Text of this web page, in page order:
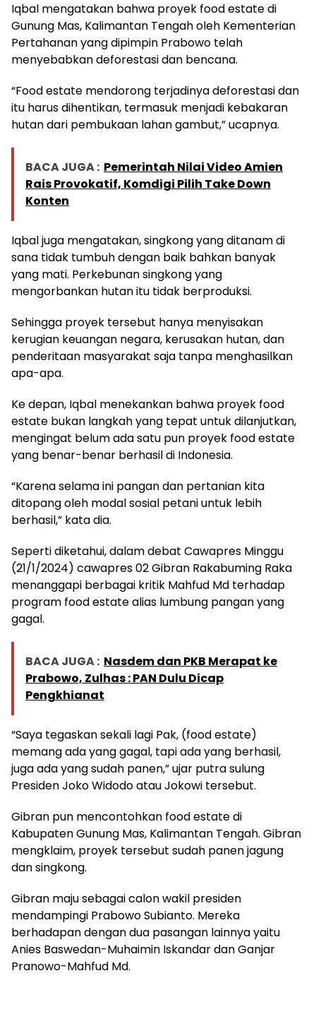
Iqbal mengatakan bahwa proyek food estate di
Gunung Mas, Kalimantan Tengah oleh Kementerian
Pertahanan yang dipimpin Prabowo telah
menyebabkan deforestasi dan bencana.
“Food estate mendorong terjadinya deforestasi dan
itu harus dihentikan, termasuk menjadi kebakaran
hutan dari pembukaan lahan gambut,” ucapnya.
BACA JUGA : Pemerintah Nilai Video Amien
Rais Provokatif, Komdigi Pilih Take Down
Konten
Iqbal juga mengatakan, singkong yang ditanam di
sana tidak tumbuh dengan baik bahkan banyak
yang mati. Perkebunan singkong yang
mengorbankan hutan itu tidak berproduksi.
Sehingga proyek tersebut hanya menyisakan
kerugian keuangan negara, kerusakan hutan, dan
penderitaan masyarakat saja tanpa menghasilkan
apa-apa.
Ke depan, Iqbal menekankan bahwa proyek food
estate bukan langkah yang tepat untuk dilanjutkan,
mengingat belum ada satu pun proyek food estate
yang benar-benar berhasil di Indonesia.
“Karena selama ini pangan dan pertanian kita
ditopang oleh modal sosial petani untuk lebih
berhasil,” kata dia.
Seperti diketahui, dalam debat Cawapres Minggu
(21/1/2024) cawapres 02 Gibran Rakabuming Raka
menanggapi berbagai kritik Mahfud Md terhadap
program food estate alias lumbung pangan yang
gagal.
BACA JUGA : Nasdem dan PKB Merapat ke
Prabowo, Zulhas : PAN Dulu Dicap
Pengkhianat
“Saya tegaskan sekali lagi Pak, (food estate)
memang ada yang gagal, tapi ada yang berhasil,
juga ada yang sudah panen,” ujar putra sulung
Presiden Joko Widodo atau Jokowi tersebut.
Gibran pun mencontohkan food estate di
Kabupaten Gunung Mas, Kalimantan Tengah. Gibran
mengklaim, proyek tersebut sudah panen jagung
dan singkong.
Gibran maju sebagai calon wakil presiden
mendampingi Prabowo Subianto. Mereka
berhadapan dengan dua pasangan lainnya yaitu
Anies Baswedan-Muhaimin Iskandar dan Ganjar
Pranowo-Mahfud Md.